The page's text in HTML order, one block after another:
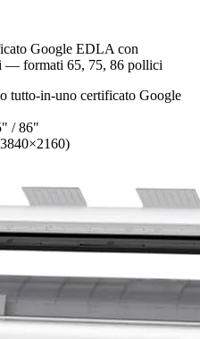
Google EDLA con
— formati 65, 75, 86 pollici
tutto-in-uno certificato Google
/ 86"